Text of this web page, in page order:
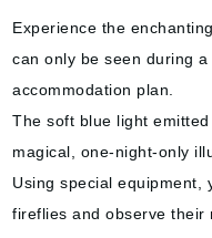
市アトリエリブアート）
ビストロマリアージュ）
松市 朝日新聞サニーホール
屋市・ギャラリー雅美）
・ギャラリーゼファー）
戸市・ギャラリー葉月）
リーリブアート）
Ｋｉｋｕｅｉ）
Experience the
can only be seen during
accommodation plan.
The soft blue light
magical, one-night-only
Using special equipment,
fireflies and observe their